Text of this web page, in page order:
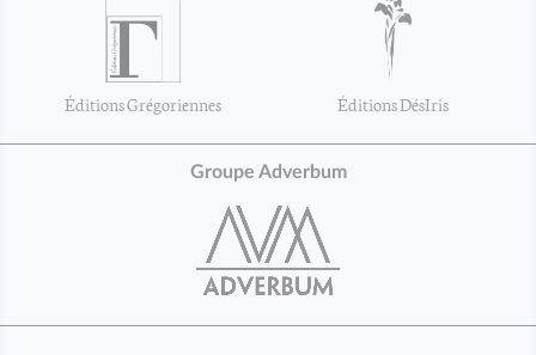
Éditions Grégoriennes Éditions DésIris
Groupe Adverbum